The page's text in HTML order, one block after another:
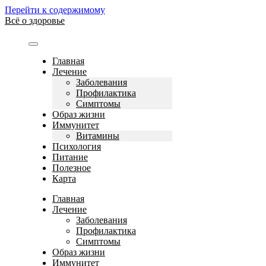
Перейти к содержимому
Всё о здоровье
Главная
Лечение
Заболевания
Профилактика
Симптомы
Образ жизни
Иммунитет
Витамины
Психология
Питание
Полезное
Карта
Главная
Лечение
Заболевания
Профилактика
Симптомы
Образ жизни
Иммунитет